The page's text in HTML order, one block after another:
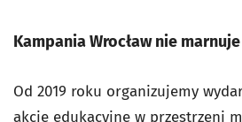
Kampania Wrocław nie
Od 2019 roku organizujemy
akcje edukacyjne w przestrzeni